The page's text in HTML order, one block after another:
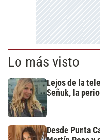
Lo más visto
Lejos de la
Señuk, la
Desde Punta